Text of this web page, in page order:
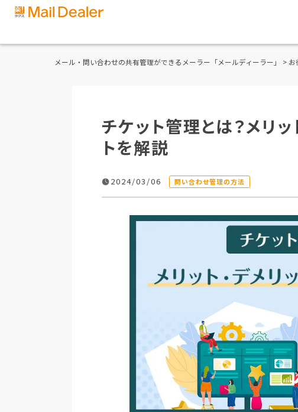
メール・問い合わせの共有管理ができるメーラー「メールディーラー」 > お
チケット管理とは？メリッ
トを解説
2024/03/06 問い合わせ管理の方法